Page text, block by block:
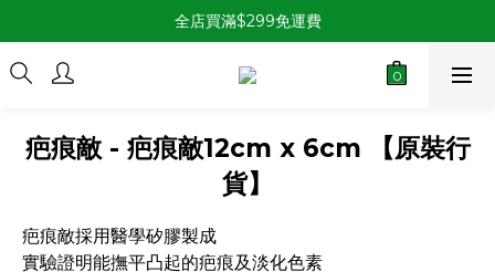
全店買滿$299免運費
疤痕敵 - 疤痕敵12cm x 6cm 【原裝行
貨】
疤痕敵採用醫學矽膠製成
實驗證明能撫平凸起的疤痕及淡化色素